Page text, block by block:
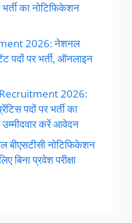
का नोटिफिकेशन
2026: नेशनल
पदों पर भर्ती, ऑनलाइन
2026:
पदों पर भर्ती का
उम्मीदवार करें आवेदन
नोटिफिकेशन
बिना प्रवेश परीक्षा